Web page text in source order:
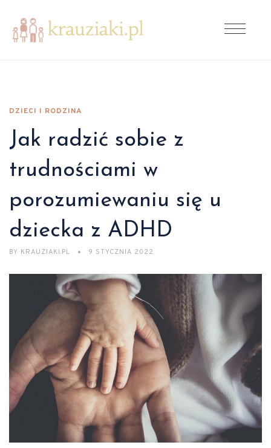
DZIECI I RODZINA
Jak radzić sobie z
trudnościami w
porozumiewaniu się u
dziecka z ADHD
BY KRAUZIAKI.PL 9 STYCZNIA 2022